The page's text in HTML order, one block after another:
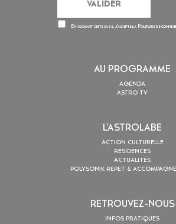
En cochant cette case, j’accepte la Politique de
AU PROGRAMME
AGENDA
ASTRO TV
L’ASTROLABE
ACTION CULTURELLE
RÉSIDENCES
ACTUALITÉS
POLYSONIK REPET &
RETROUVEZ-NOUS
INFOS PRATIQUES